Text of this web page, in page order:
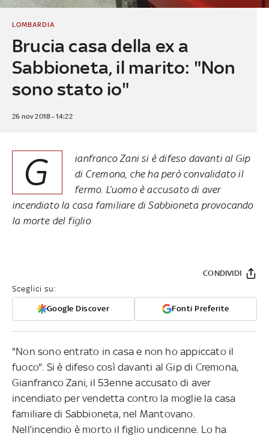
Brucia casa della ex a
Sabbioneta, il marito: "Non
sono stato io"
LOMBARDIA
26 nov 2018 - 14:22
G
ianfranco Zani si è difeso davanti al Gip
di Cremona, che ha però convalidato il
fermo. L’uomo è accusato di aver
incendiato la casa familiare di Sabbioneta provocando
la morte del figlio
Sceglici su:
Google Discover Fonti Preferite
CONDIVIDI
"Non sono entrato in casa e non ho appiccato il
fuoco". Si è difeso così davanti al Gip di Cremona,
Gianfranco Zani, il 53enne accusato di aver
incendiato per vendetta contro la moglie la casa
familiare di Sabbioneta, nel Mantovano.
Nell’incendio è morto il figlio undicenne. Lo ha